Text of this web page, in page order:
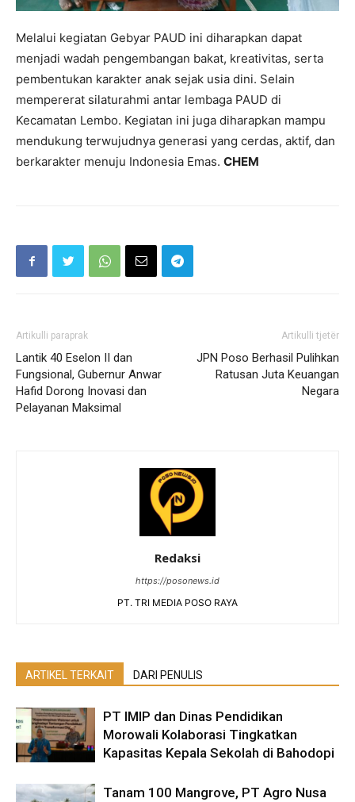
Melalui kegiatan Gebyar PAUD ini diharapkan dapat
menjadi wadah pengembangan bakat, kreativitas, serta
pembentukan karakter anak sejak usia dini. Selain
mempererat silaturahmi antar lembaga PAUD di
Kecamatan Lembo. Kegiatan ini juga diharapkan mampu
mendukung terwujudnya generasi yang cerdas, aktif, dan
berkarakter menuju Indonesia Emas. CHEM
Artikulli paraprak
Lantik 40 Eselon II dan
Fungsional, Gubernur Anwar
Hafid Dorong Inovasi dan
Pelayanan Maksimal
Artikulli tjetër
JPN Poso Berhasil Pulihkan
Ratusan Juta Keuangan
Negara
Redaksi
https://posonews.id
PT. TRI MEDIA POSO RAYA
ARTIKEL TERKAIT DARI PENULIS
PT IMIP dan Dinas Pendidikan
Morowali Kolaborasi Tingkatkan
Kapasitas Kepala Sekolah di Bahodopi
Tanam 100 Mangrove, PT Agro Nusa